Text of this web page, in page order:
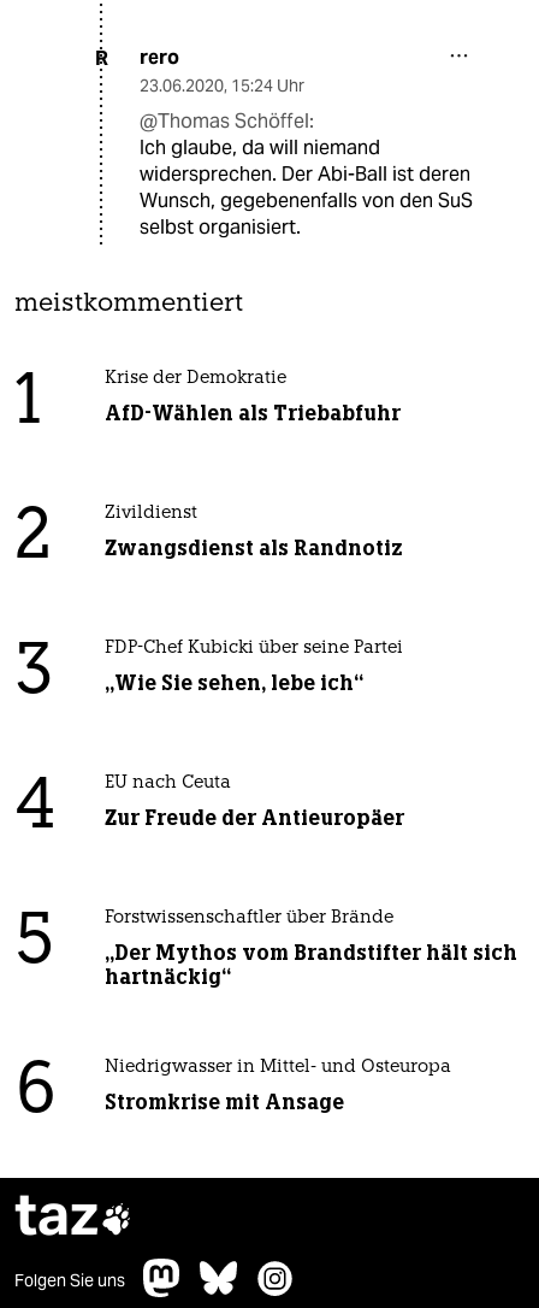
R rero
23.06.2020, 15:24 Uhr
@Thomas Schöffel:
Ich glaube, da will niemand
widersprechen. Der Abi-Ball ist deren
Wunsch, gegebenenfalls von den SuS
selbst organisiert.
meistkommentiert
1 Krise der Demokratie
AfD-Wählen als Triebabfuhr
2 Zivildienst
Zwangsdienst als Randnotiz
3 FDP-Chef Kubicki über seine Partei
„Wie Sie sehen, lebe ich“
4 EU nach Ceuta
Zur Freude der Antieuropäer
5 Forstwissenschaftler über Brände
„Der Mythos vom Brandstifter hält sich
hartnäckig“
6 Niedrigwasser in Mittel- und Osteuropa
Stromkrise mit Ansage
taz
Folgen Sie uns